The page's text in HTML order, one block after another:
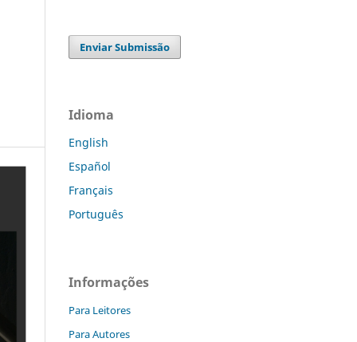
Enviar Submissão
Idioma
English
Español
Français
Português
Informações
Para Leitores
Para Autores